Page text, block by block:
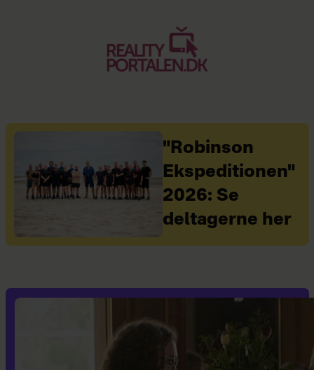
"Robinson
Ekspeditionen"
2026: Se
deltagerne her